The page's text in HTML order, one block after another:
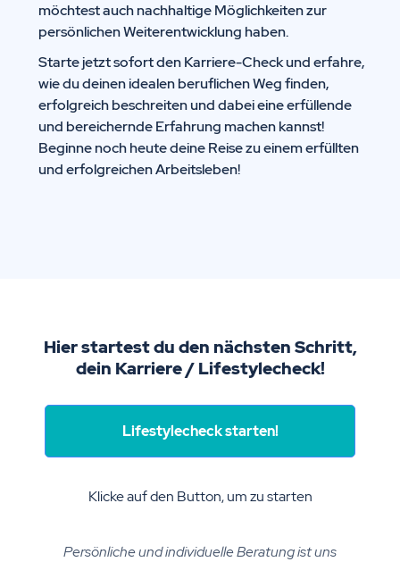
möchtest auch nachhaltige Möglichkeiten zur
persönlichen Weiterentwicklung haben.
Starte jetzt sofort den Karriere-Check und erfahre,
wie du deinen idealen beruflichen Weg finden,
erfolgreich beschreiten und dabei eine erfüllende
und bereichernde Erfahrung machen kannst!
Beginne noch heute deine Reise zu einem erfüllten
und erfolgreichen Arbeitsleben!
Hier startest du den nächsten Schritt,
dein Karriere / Lifestylecheck!
Lifestylecheck starten!
Klicke auf den Button, um zu starten
Persönliche und individuelle Beratung ist uns